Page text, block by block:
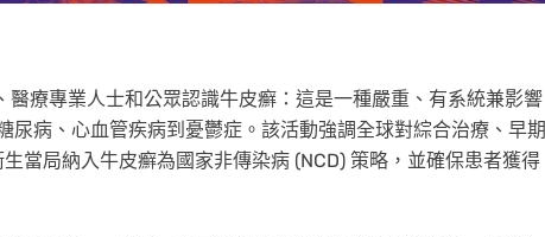
療專業人士和公眾認識牛皮癬：這是一種嚴重、有系統兼影響
病、心血管疾病到憂鬱症。該活動強調全球對綜合治療、早期
當局納入牛皮癬為國家非傳染病 (NCD) 策略，並確保患者獲得